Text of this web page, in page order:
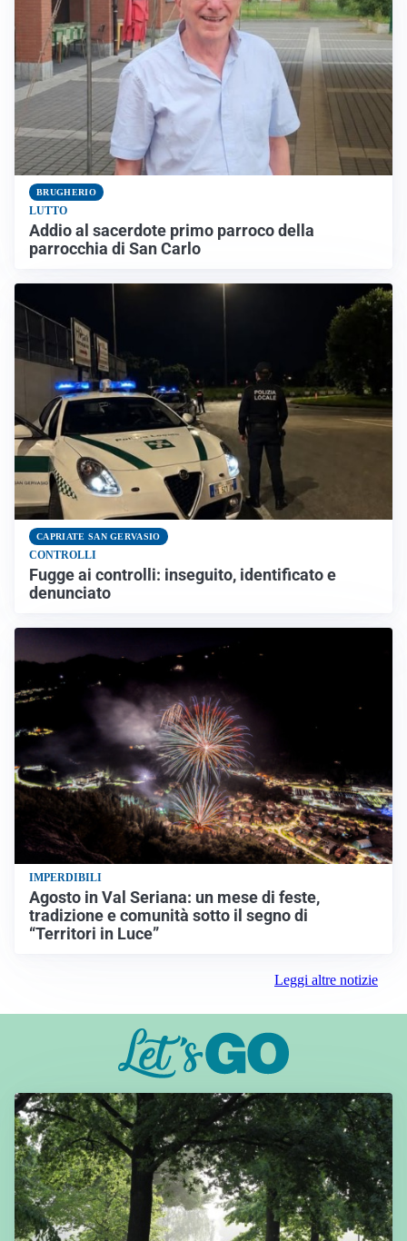
BRUGHERIO
LUTTO
Addio al sacerdote primo parroco della
parrocchia di San Carlo
CAPRIATE SAN GERVASIO
CONTROLLI
Fugge ai controlli: inseguito, identificato e
denunciato
IMPERDIBILI
Agosto in Val Seriana: un mese di feste,
tradizione e comunità sotto il segno di
“Territori in Luce”
Leggi altre notizie